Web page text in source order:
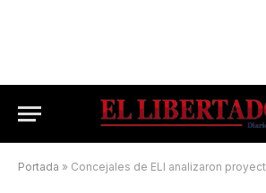
Portada » Concejales de ELI analizaron